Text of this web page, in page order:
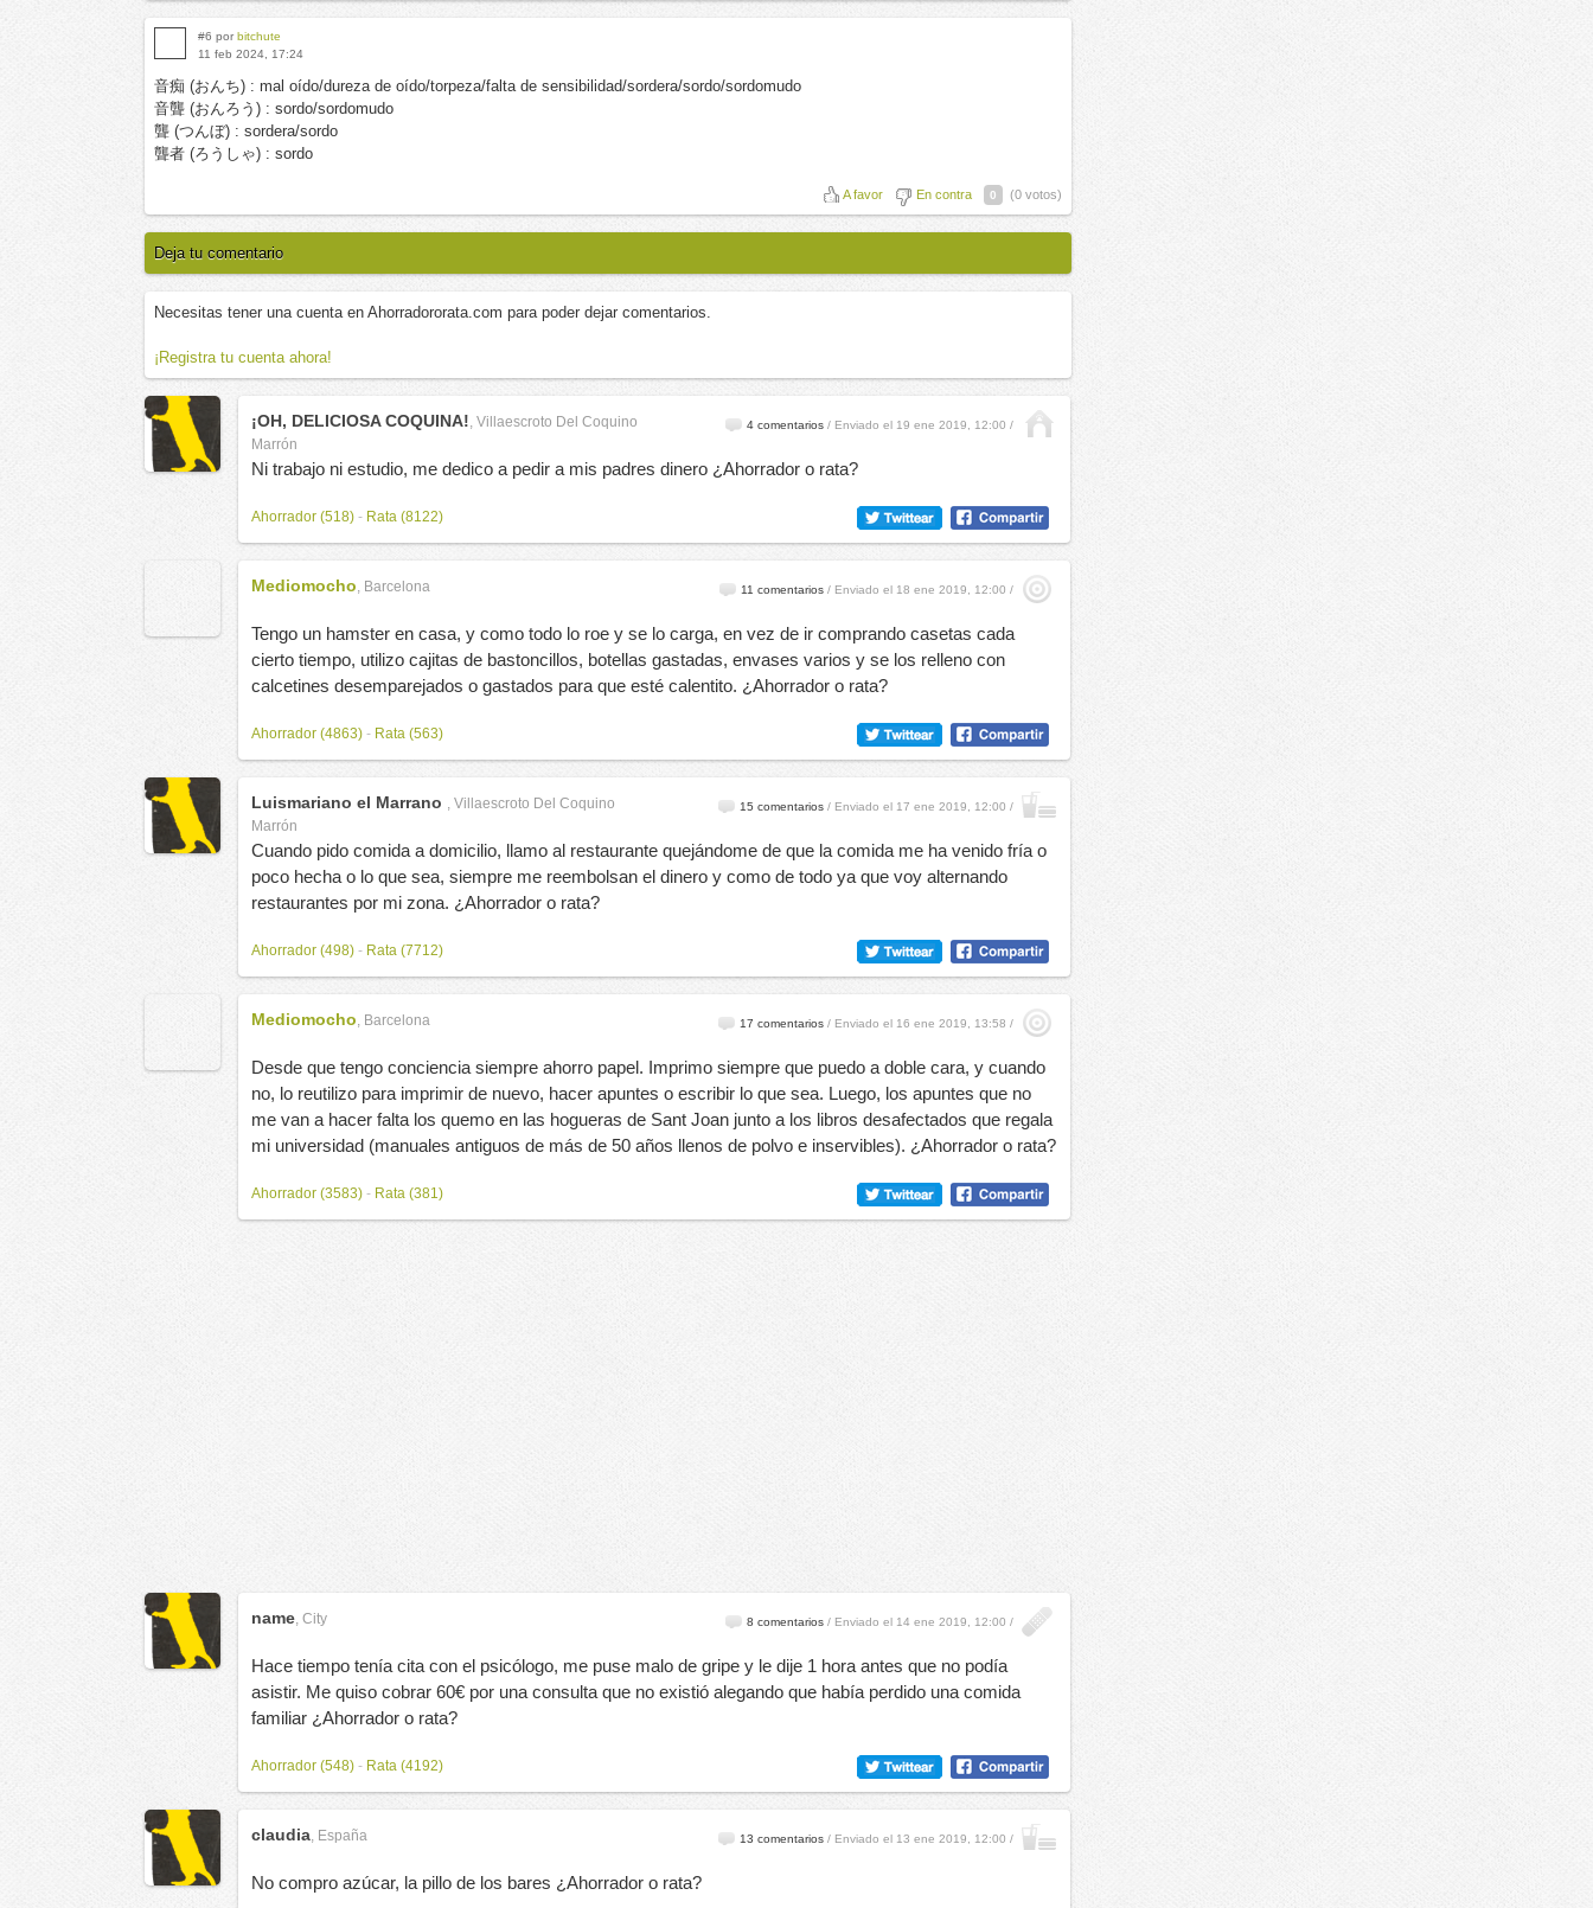
#6 por bitchute
11 feb 2024, 17:24
音痴 (おんち) : mal oído/dureza de oído/torpeza/falta de sensibilidad/sordera/sordo/sordomudo
音聾 (おんろう) : sordo/sordomudo
聾 (つんぼ) : sordera/sordo
聾者 (ろうしゃ) : sordo
A favor En contra 0 (0 votos)
Deja tu comentario
Necesitas tener una cuenta en Ahorradororata.com para poder dejar comentarios.
¡Registra tu cuenta ahora!
¡OH, DELICIOSA COQUINA!, Villaescroto Del Coquino
Marrón
4 comentarios / Enviado el 19 ene 2019, 12:00 /
Ni trabajo ni estudio, me dedico a pedir a mis padres dinero ¿Ahorrador o rata?
Ahorrador (518) - Rata (8122)
Mediomocho, Barcelona 11 comentarios / Enviado el 18 ene 2019, 12:00 /
Tengo un hamster en casa, y como todo lo roe y se lo carga, en vez de ir comprando casetas cada
cierto tiempo, utilizo cajitas de bastoncillos, botellas gastadas, envases varios y se los relleno con
calcetines desemparejados o gastados para que esté calentito. ¿Ahorrador o rata?
Ahorrador (4863) - Rata (563)
Luismariano el Marrano , Villaescroto Del Coquino
Marrón
15 comentarios / Enviado el 17 ene 2019, 12:00 /
Cuando pido comida a domicilio, llamo al restaurante quejándome de que la comida me ha venido fría o
poco hecha o lo que sea, siempre me reembolsan el dinero y como de todo ya que voy alternando
restaurantes por mi zona. ¿Ahorrador o rata?
Ahorrador (498) - Rata (7712)
Mediomocho, Barcelona 17 comentarios / Enviado el 16 ene 2019, 13:58 /
Desde que tengo conciencia siempre ahorro papel. Imprimo siempre que puedo a doble cara, y cuando
no, lo reutilizo para imprimir de nuevo, hacer apuntes o escribir lo que sea. Luego, los apuntes que no
me van a hacer falta los quemo en las hogueras de Sant Joan junto a los libros desafectados que regala
mi universidad (manuales antiguos de más de 50 años llenos de polvo e inservibles). ¿Ahorrador o rata?
Ahorrador (3583) - Rata (381)
name, City 8 comentarios / Enviado el 14 ene 2019, 12:00 /
Hace tiempo tenía cita con el psicólogo, me puse malo de gripe y le dije 1 hora antes que no podía
asistir. Me quiso cobrar 60€ por una consulta que no existió alegando que había perdido una comida
familiar ¿Ahorrador o rata?
Ahorrador (548) - Rata (4192)
claudia, España 13 comentarios / Enviado el 13 ene 2019, 12:00 /
No compro azúcar, la pillo de los bares ¿Ahorrador o rata?